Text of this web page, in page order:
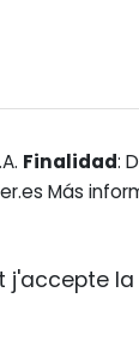
Finalidad:
Más
j'accepte la